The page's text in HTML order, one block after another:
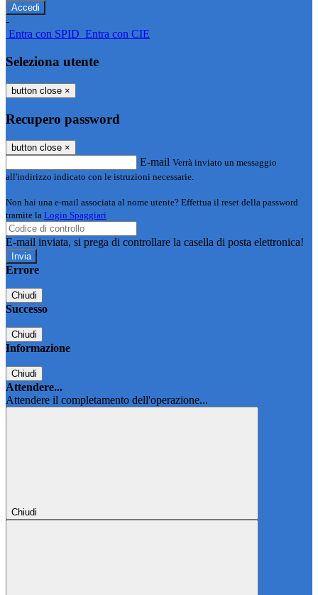
-
Entra con SPID Entra con CIE
Seleziona utente
button close ×
Recupero password
button close ×
E-mail Verrà inviato un messaggio
all'indirizzo indicato con le istruzioni necessarie.
Non hai una e-mail associata al nome utente? Effettua il reset della password
tramite la Login Spaggiari
E-mail inviata, si prega di controllare la casella di posta elettronica!
Errore
Chiudi
Successo
Chiudi
Informazione
Chiudi
Attendere...
Attendere il completamento dell'operazione...
Chiudi